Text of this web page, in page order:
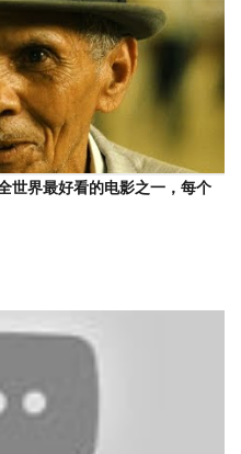
世界最好看的电影之一，每个